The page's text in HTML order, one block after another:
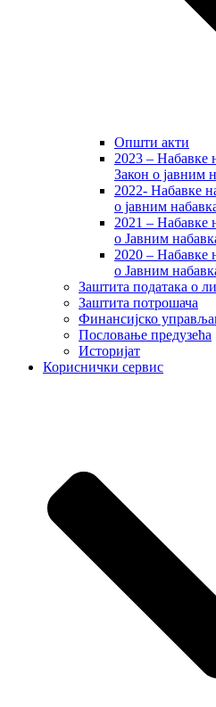
Општи акти
2023 – Набавке
Закон о јавним
2022- Набавке
о јавним
2021 – Набавке
о Јавним
2020 – Набавке
о Јавним
Заштита података о
Заштита потрошача
Финансијско
Пословање предузећа
Историјат
Кориснички сервис